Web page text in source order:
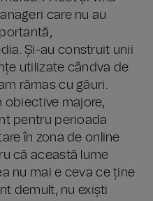
care nu au
Și-au construit unii
utilizate cândva de
rămas cu găuri.
obiective majore,
pentru perioada
în zona de online
că această lume
nu mai e ceva ce ține
demult, nu exiști